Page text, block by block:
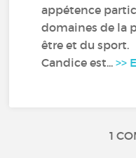
appétence
domaines de la
être et du sport.
Candice est...>>
1